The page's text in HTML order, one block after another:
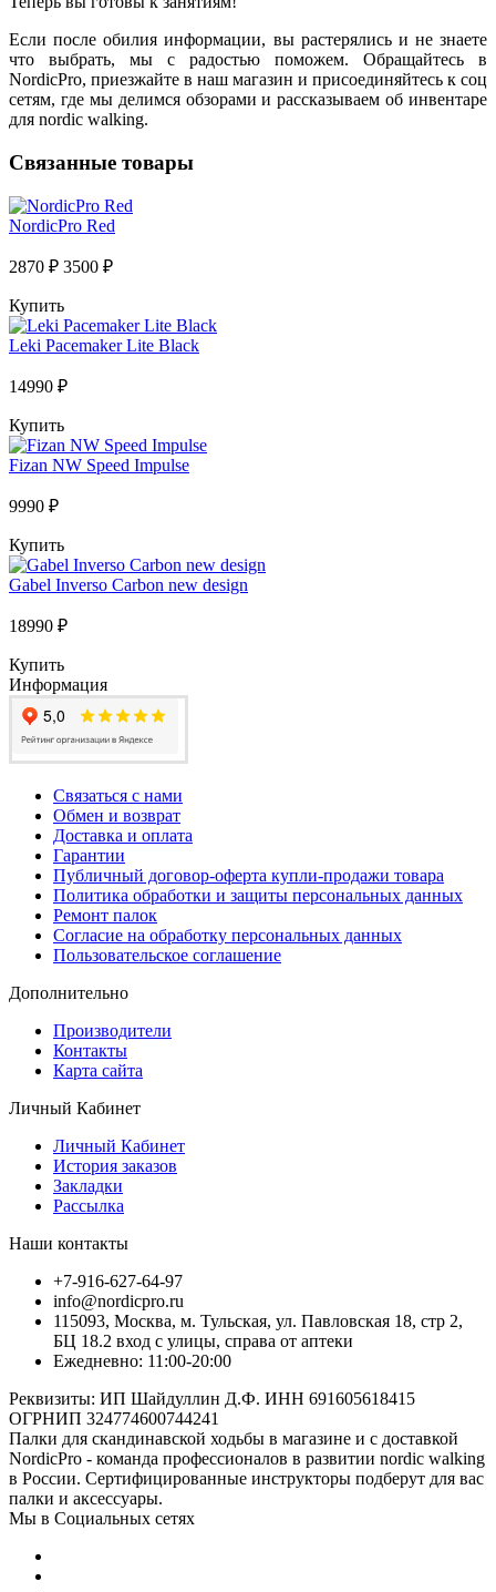
Если после обилия информации, вы растерялись и не знаете
что выбрать, мы с радостью поможем. Обращайтесь в
NordicPro, приезжайте в наш магазин и присоединяйтесь к соц
сетям, где мы делимся обзорами и рассказываем об инвентаре
для nordic walking.
Связанные товары
NordicPro Red
2870 ₽ 3500 ₽
Купить
Leki Pacemaker Lite Black
14990 ₽
Купить
Fizan NW Speed Impulse
9990 ₽
Купить
Gabel Inverso Carbon new design
18990 ₽
Купить
Информация
Связаться с нами
Обмен и возврат
Доставка и оплата
Гарантии
Публичный договор-оферта купли-продажи товара
Политика обработки и защиты персональных данных
Ремонт палок
Согласие на обработку персональных данных
Пользовательское соглашение
Дополнительно
Производители
Контакты
Карта сайта
Личный Кабинет
Личный Кабинет
История заказов
Закладки
Рассылка
Наши контакты
+7-916-627-64-97
info@nordicpro.ru
115093, Москва, м. Тульская, ул. Павловская 18, стр 2,
БЦ 18.2 вход с улицы, справа от аптеки
Ежедневно: 11:00-20:00
Реквизиты: ИП Шайдуллин Д.Ф. ИНН 691605618415
ОГРНИП 324774600744241
Палки для скандинавской ходьбы в магазине и с доставкой
NordicPro - команда профессионалов в развитии nordic walking
в России. Сертифицированные инструкторы подберут для вас
палки и аксессуары.
Мы в Социальных сетях